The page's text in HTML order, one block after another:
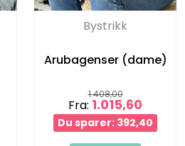
Bystrikk
Arubagenser (dame)
1.408,00
Fra: 1.015,60
Du sparer: 392,40